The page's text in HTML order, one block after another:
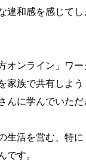
違和感を感じてし
オンライン」ワ
家族で共有しよ
んに学んでいただ
生活を営む、特
です。